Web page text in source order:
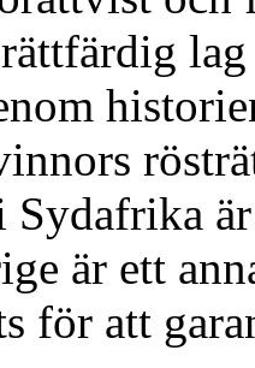
Sydafrika
är ett
för att